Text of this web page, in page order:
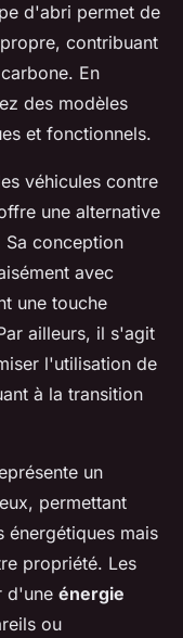
d'abri permet de
contribuant
En
des modèles
et fonctionnels.
véhicules contre
une alternative
conception
avec
une touche
ailleurs, il s'agit
l'utilisation de
à la transition
un
permettant
énergétiques mais
propriété. Les
d'une énergie
ou